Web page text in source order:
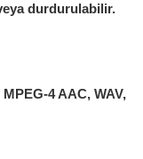
durdurulabilir.
4 AAC, WAV,